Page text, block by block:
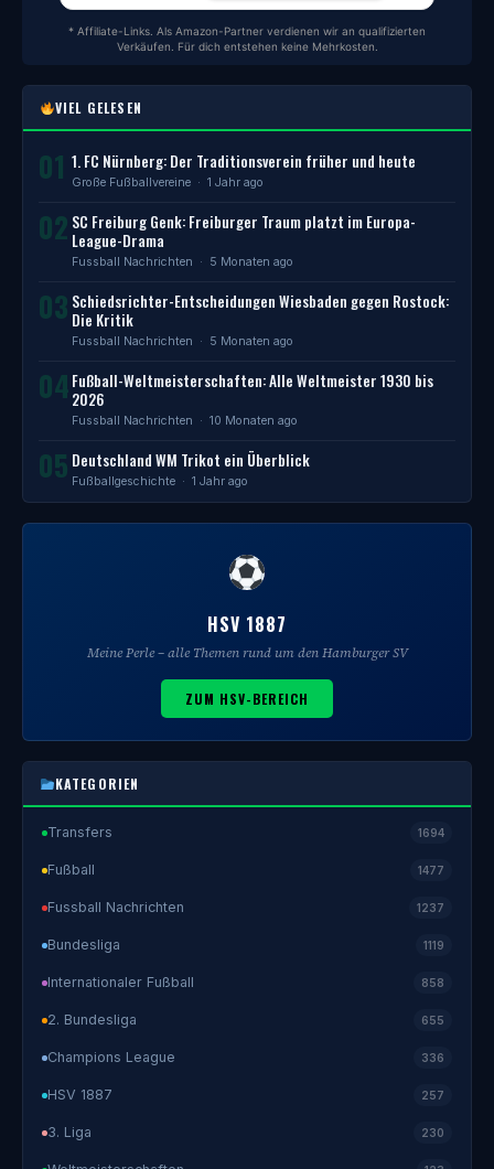
* Affiliate-Links. Als Amazon-Partner verdienen wir an qualifizierten
Verkäufen. Für dich entstehen keine Mehrkosten.
VIEL GELESEN
01 1. FC Nürnberg: Der Traditionsverein früher und heute
Große Fußballvereine · 1 Jahr ago
02 SC Freiburg Genk: Freiburger Traum platzt im Europa-
League-Drama
Fussball Nachrichten · 5 Monaten ago
03 Schiedsrichter-Entscheidungen Wiesbaden gegen Rostock:
Die Kritik
Fussball Nachrichten · 5 Monaten ago
04 Fußball-Weltmeisterschaften: Alle Weltmeister 1930 bis
2026
Fussball Nachrichten · 10 Monaten ago
05 Deutschland WM Trikot ein Überblick
Fußballgeschichte · 1 Jahr ago
HSV 1887
Meine Perle – alle Themen rund um den Hamburger SV
ZUM HSV-BEREICH
KATEGORIEN
Transfers 1694
Fußball 1477
Fussball Nachrichten 1237
Bundesliga 1119
Internationaler Fußball 858
2. Bundesliga 655
Champions League 336
HSV 1887 257
3. Liga 230